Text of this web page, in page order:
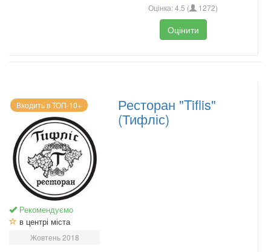
Оцінка:4.5 ( 1272)
Оцінити
Входить в ТОП-10+
Рекомендуємо
в центрі міста
Жовтень 2018
Ресторан "Tiflis"
(Тифліс)